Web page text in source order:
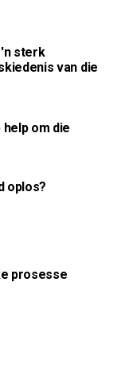
'n sterk
van die
om die
oplos?
prosesse